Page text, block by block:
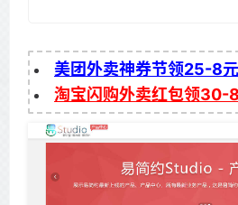
美团外卖神券节领25-8
淘宝闪购外卖红包领30-